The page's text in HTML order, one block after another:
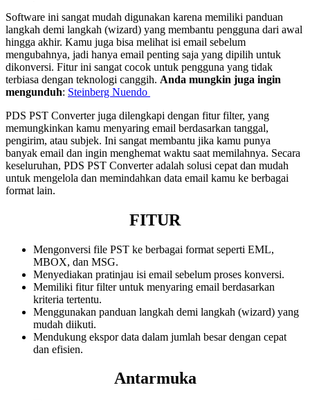
Software ini sangat mudah digunakan karena memiliki panduan
langkah demi langkah (wizard) yang membantu pengguna dari awal
hingga akhir. Kamu juga bisa melihat isi email sebelum
mengubahnya, jadi hanya email penting saja yang dipilih untuk
dikonversi. Fitur ini sangat cocok untuk pengguna yang tidak
terbiasa dengan teknologi canggih. Anda mungkin juga ingin
mengunduh: Steinberg Nuendo
PDS PST Converter juga dilengkapi dengan fitur filter, yang
memungkinkan kamu menyaring email berdasarkan tanggal,
pengirim, atau subjek. Ini sangat membantu jika kamu punya
banyak email dan ingin menghemat waktu saat memilahnya. Secara
keseluruhan, PDS PST Converter adalah solusi cepat dan mudah
untuk mengelola dan memindahkan data email kamu ke berbagai
format lain.
FITUR
Mengonversi file PST ke berbagai format seperti EML,
MBOX, dan MSG.
Menyediakan pratinjau isi email sebelum proses konversi.
Memiliki fitur filter untuk menyaring email berdasarkan
kriteria tertentu.
Menggunakan panduan langkah demi langkah (wizard) yang
mudah diikuti.
Mendukung ekspor data dalam jumlah besar dengan cepat
dan efisien.
Antarmuka